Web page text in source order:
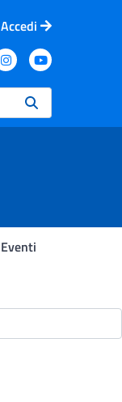
Accedi
Eventi